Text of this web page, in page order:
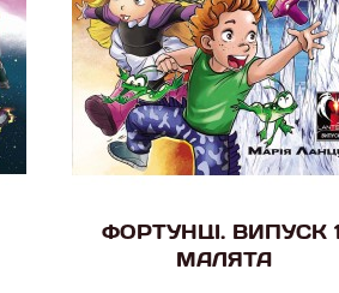
ФОРТУНЦІ. ВИПУСК
МАЛЯТА